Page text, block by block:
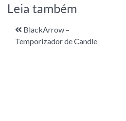
Leia também
BlackArrow –
Temporizador de Candle